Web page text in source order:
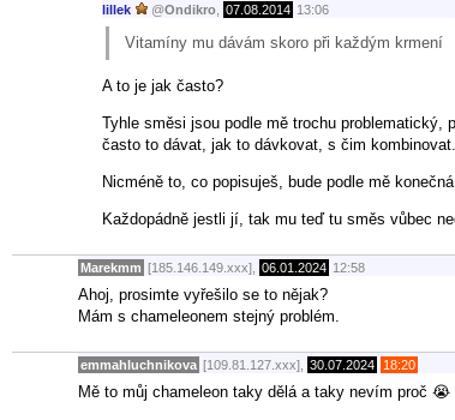
lillek @Ondikro 07.08.2014 13:06
Vitamíny mu dávám skoro při každým krmení
A to je jak často?
Tyhle směsi jsou podle mě trochu
často to dávat, jak to dávkovat, s čim
Nicméně to, co popisuješ, bude podle mě konečná..
Každopádně jestli jí, tak mu teď tu směs vůbec
Marekmm [185.146.149.xxx], 06.01.2024 12:58
Ahoj, prosimte vyřešilo se to nějak?
Mám s chameleonem stejný problém.
emmahluchnikova [109.81.127.xxx], 30.07.2024 18:20
Mě to můj chameleon taky dělá a taky nevím proč 😭